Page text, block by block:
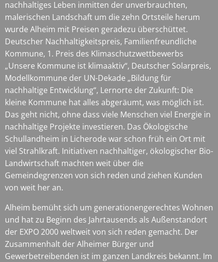
nachhaltiges Leben inmitten der unverbrauchten,
malerischen Landschaft um die zehn Ortsteile herum
wurde Alheim mit Preisen geradezu überschüttet.
Deutscher Nachhaltigkeitspreis, Familienfreundliche
Kommune, 1. Preis des Klimaschutzwettbewerbs
„Unsere Kommune ist klimaaktiv“, Deutscher Solarpreis,
Modellkommune der UN-Dekade „Bildung für
nachhaltige Entwicklung“, Lernorte der Zukunft: Die
kleine Kommune hat alles abgeräumt, was möglich ist.
Das geht nicht, ohne dass viele Menschen viel Energie in
nachhaltige Projekte investieren. Das Ökologische
Schullandheim in Licherode war schon früh ein Ort mit
viel Strahlkraft. Initiativen nachhaltiger, ökologischer Bio-
Landwirtschaft machten weit über die
Gemeindegrenzen von sich reden und ziehen Kunden
von weit her an.
Alheim bemüht sich um generationengerechtes Wohnen
und hat zu Beginn des Jahrtausends als Außenstandort
der EXPO 2000 weltweit von sich reden gemacht. Der
Zusammenhalt der Alheimer Bürger und
Gewerbetreibenden ist im ganzen Landkreis bekannt. Im